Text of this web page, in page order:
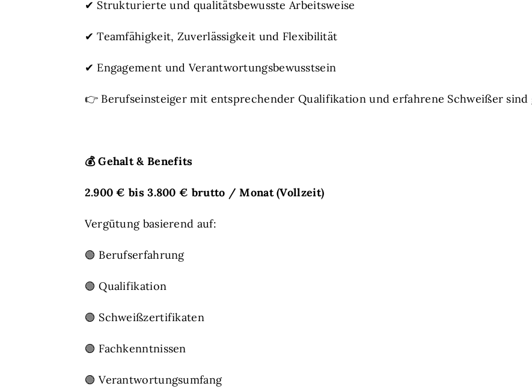
✔ Strukturierte und qualitätsbewusste Arbeitsweise
✔ Teamfähigkeit, Zuverlässigkeit und Flexibilität
✔ Engagement und Verantwortungsbewusstsein
👉 Berufseinsteiger mit entsprechender Qualifikation und erfahrene Schweißer
💰Gehalt & Benefits
2.900 € bis 3.800 € brutto / Monat (Vollzeit)
Vergütung basierend auf:
🟢 Berufserfahrung
🟢 Qualifikation
🟢 Schweißzertifikaten
🟢 Fachkenntnissen
🟢 Verantwortungsumfang